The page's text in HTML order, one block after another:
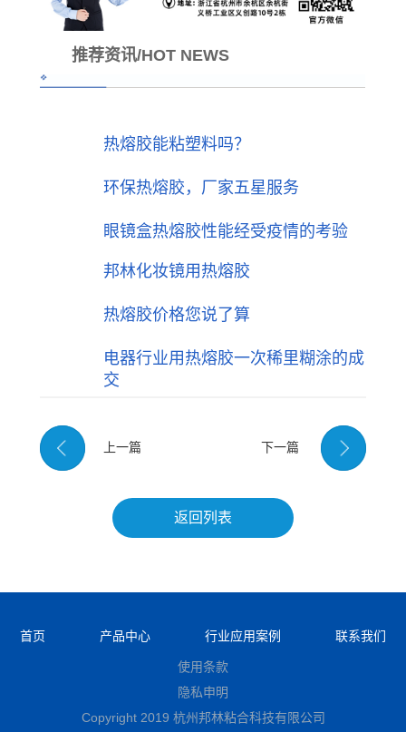
推荐资讯/HOT NEWS
热熔胶能粘塑料吗？
环保热熔胶，厂家五星服务
眼镜盒热熔胶性能经受疫情的考验
邦林化妆镜用热熔胶
热熔胶价格您说了算
电器行业用热熔胶一次稀里糊涂的成
交
上一篇 下一篇
返回列表
首页 产品中心 行业应用案例 联系我们
使用条款
隐私申明
Copyright 2019 杭州邦林粘合科技有限公司